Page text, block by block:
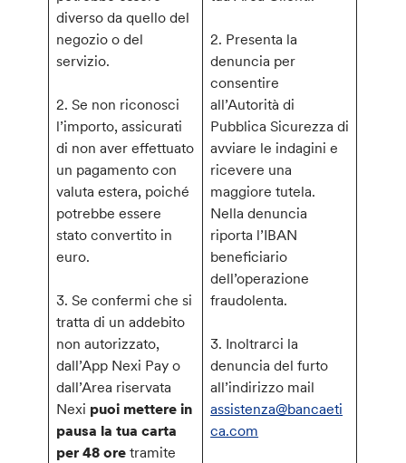
diverso da quello del
negozio o del
servizio.
2. Se non riconosci
l’importo, assicurati
di non aver effettuato
un pagamento con
valuta estera, poiché
potrebbe essere
stato convertito in
euro.
3. Se confermi che si
tratta di un addebito
non autorizzato,
dall’App Nexi Pay o
dall’Area riservata
Nexi puoi mettere in
pausa la tua carta
per 48 oretramite
2. Presenta la
denuncia per
consentire
all’Autorità di
Pubblica Sicurezza di
avviare le indagini e
ricevere una
maggiore tutela.
Nella denuncia
riporta l’IBAN
beneficiario
dell’operazione
fraudolenta.
3. Inoltrarci la
denuncia del furto
all’indirizzo mail
assistenza@bancaeti
ca.com